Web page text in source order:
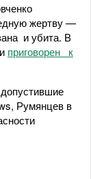
жертву —
и убита. В
и приговорен к
Румянцев в